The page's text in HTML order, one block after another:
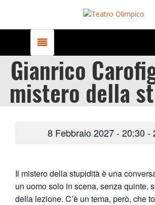
Gianrico
mistero della
8 Febbraio 2027 - 20:30 -
Il mistero della stupidità è una
un uomo solo in scena, senza quinte,
della lezione. C’è un tema, però, che